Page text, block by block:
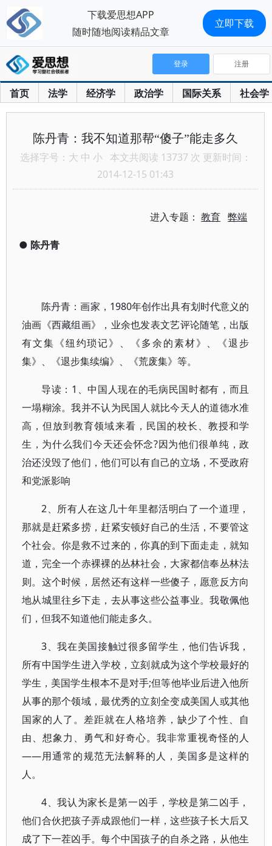
首页 法学 经济学 政治学 国际关系 社会学
登录 注册
陈丹青：我不知道那帮“傻子”能走多久
选择字号： 大 中 小 本文共阅读 13737 次 更新时间：
2014-12-15 01:43
进入专题：教育 弊端
● 陈丹青
陈丹青：画家，1980年创作出具有划时代意义的
油画《西藏组画》，业余也发表文艺评论随笔，出版
有文集《纽约琐记》、《多余的素材》、《退步
集》、《退步集续编》、《荒废集》等。
导读：1、中国人现在的毛病民国时都有，而且
一塌糊涂。我并不认为民国人就比今天人的道德水准
高，但放到教育领域来看，民国的校长、教授和学
生，为什么我们今天还会怀念?因为他们很单纯，政
治还没毁了他们，他们可以有自己的立场，不受政府
和党派影响
2、所有人在这几十年里都活明白了一个道理，
那就是赶紧多捞，赶紧安顿好自己的生活，不要管这
个社会。你是救不过来的，你真的到下面走走，就知
道，完全一个赤裸裸的丛林社会，大家都信奉丛林法
则。这个时候，居然还有这样一些傻子，愿意反方向
地从城里往乡下走，去从事这些公益事业。我敬佩他
们，但我不知道他们能走多久。
3、我在美国接触过很多留学生，他们告诉我，
所有中国学生进入学校，立刻就成为这个学校最好的
学生，美国学生根本不是对手;但等他毕业后进入他所
从事的那个领域，最优秀的立刻全变成美国人或其他
国家的人了。差距就在人格培养，缺少了个性、自
由、想象力、勇气和好奇心。我非常重视奇怪的人
——用通常的规范无法解释的人，美国多是这样的
人。
4、我认为家长是第一凶手，学校是第二凶手，
他们合伙把孩子弄成跟他们一样，这些孩子长大后又
成了下一茬凶手。每个中国孩子的自杀之路，从他生
下载爱思想APP
随时随地阅读精品文章
立即下载